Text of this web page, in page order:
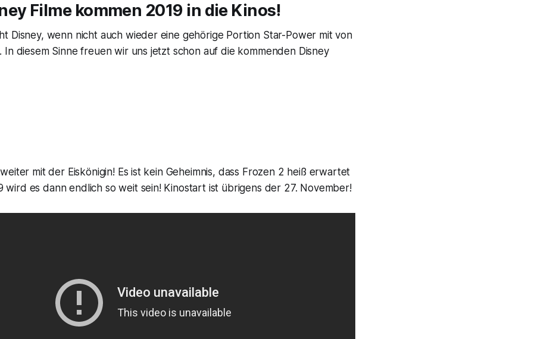
Filme kommen 2019 in die Kinos!
Disney, wenn nicht auch wieder eine gehörige Portion Star-Power mit von
diesem Sinne freuen wir uns jetzt schon auf die kommenden Disney
mit der Eiskönigin! Es ist kein Geheimnis, dass Frozen 2 heiß erwartet
wird es dann endlich so weit sein! Kinostart ist übrigens der 27. November!